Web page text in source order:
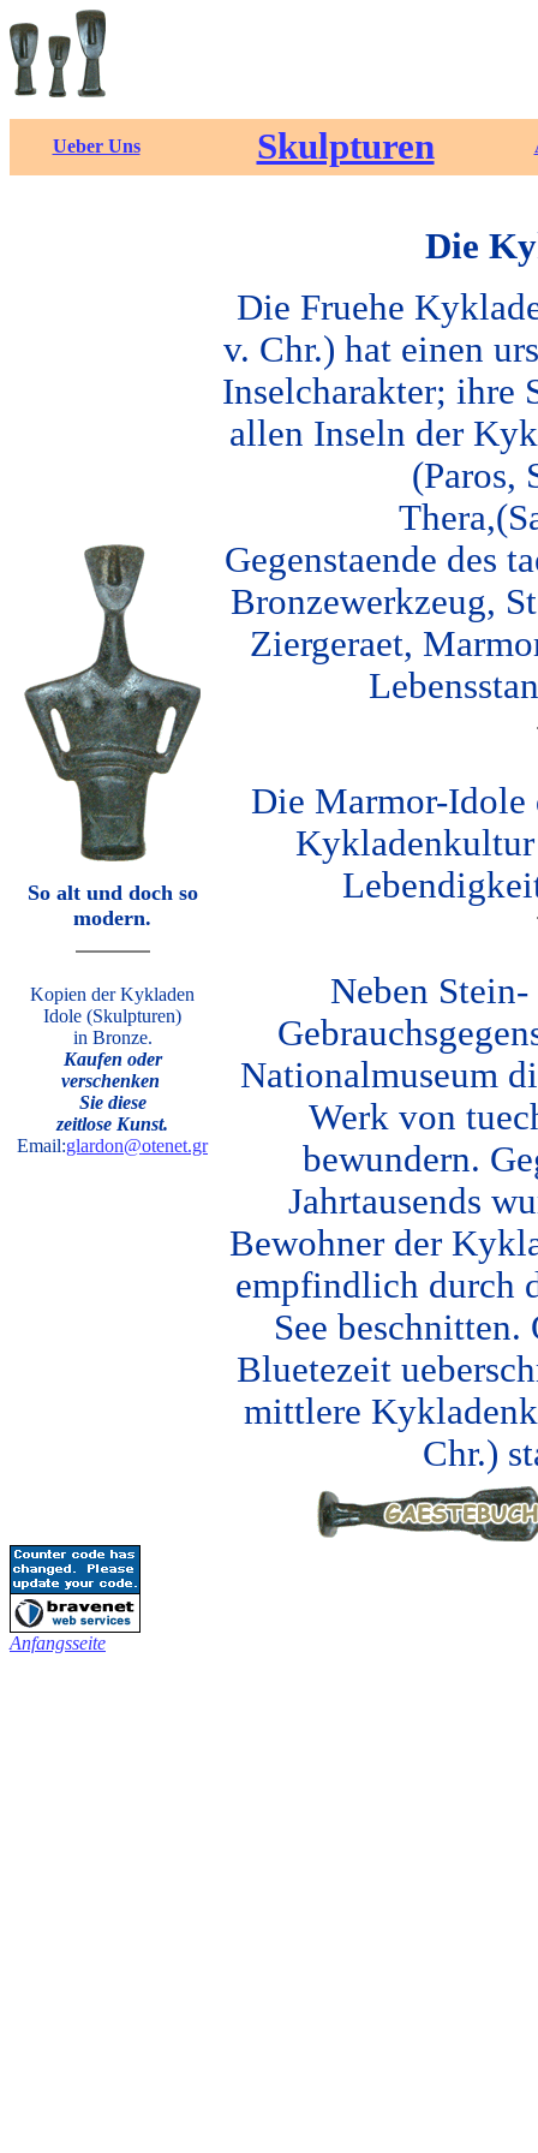
Ueber Uns Skulpturen
So alt und doch so
modern.
Kopien der Kykladen
Idole (Skulpturen)
in Bronze.
Kaufen oder
verschenken
Sie diese
zeitlose Kunst.
Email:glardon@otenet.gr
Die
Die Fruehe
v. Chr.) hat einen
Inselcharakter; ihre
allen Inseln der
(Paros,
Gegenstaende des
Bronzewerkzeug,
Ziergeraet,
Die Marmor-Idole
Kykladenkultur
Neben
Nationalmuseum
Werk von
bewundern.
Jahrtausends
Bewohner der
empfindlich durch
See
Bluetezeit
mittlere
Chr.)
Anfangsseite